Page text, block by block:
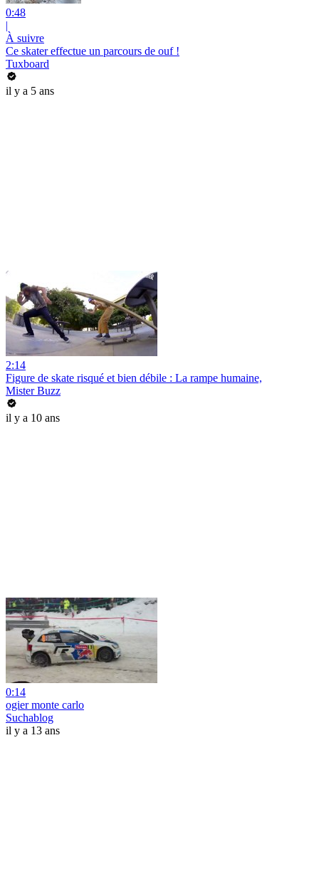
0:48
|
À suivre
Ce skater effectue un parcours de ouf !
Tuxboard
il y a 5 ans
2:14
Figure de skate risqué et bien débile : La rampe humaine,
Mister Buzz
il y a 10 ans
0:14
ogier monte carlo
Suchablog
il y a 13 ans